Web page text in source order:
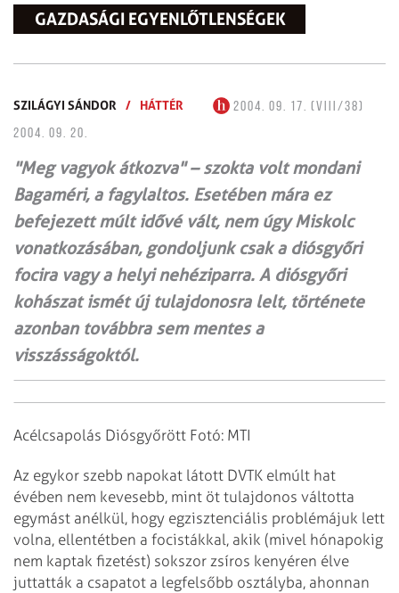
GAZDASÁGI EGYENLŐTLENSÉGEK
SZILÁGYI SÁNDOR / HÁTTÉR
2004. 09. 17. (VIII/38)
2004. 09. 20.
"Meg vagyok átkozva" – szokta volt mondani
Bagaméri, a fagylaltos. Esetében mára ez
befejezett múlt idővé vált, nem úgy Miskolc
vonatkozásában, gondoljunk csak a diósgyőri
focira vagy a helyi nehéziparra. A diósgyőri
kohászat ismét új tulajdonosra lelt, története
azonban továbbra sem mentes a
visszásságoktól.
Acélcsapolás Diósgyőrött Fotó: MTI
Az egykor szebb napokat látott DVTK elmúlt hat
évében nem kevesebb, mint öt tulajdonos váltotta
egymást anélkül, hogy egzisztenciális problémájuk lett
volna, ellentétben a focistákkal, akik (mivel hónapokig
nem kaptak fizetést) sokszor zsíros kenyéren élve
juttatták a csapatot a legfelsőbb osztályba, ahonnan